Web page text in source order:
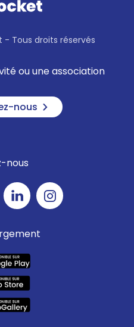
Tous droits réservés
ou une association
nous
nous